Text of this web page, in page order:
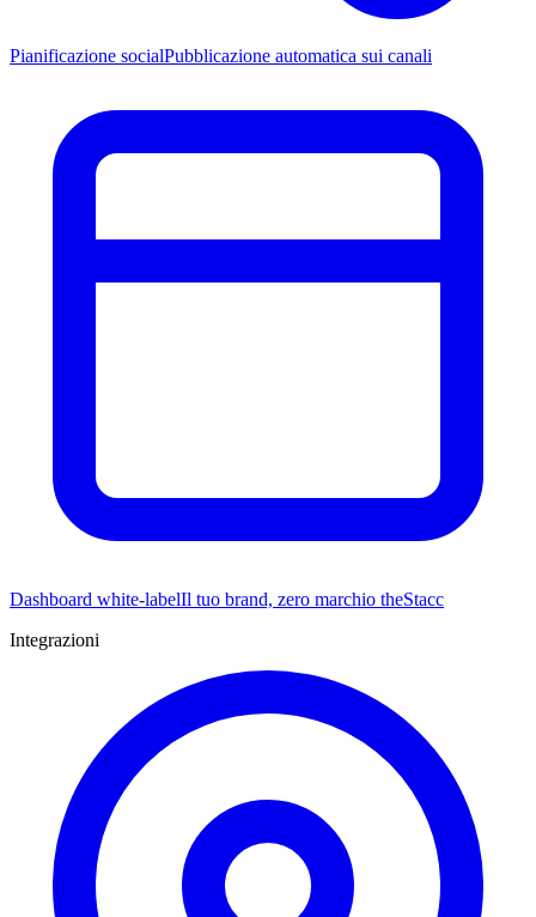
Pianificazione socialPubblicazione automatica sui canali
Dashboard white-labelIl tuo brand, zero marchio theStacc
Integrazioni